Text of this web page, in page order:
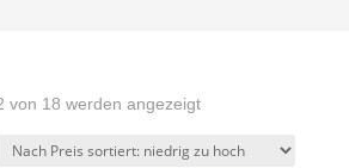
von 18 werden angezeigtNach
sortiert: